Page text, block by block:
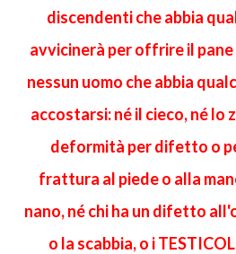
discendenti che abbia
avvicinerà per offrire il pane
nessun uomo che abbia
accostarsi: né il cieco, né lo
deformità per difetto o
frattura al piede o alla
nano, né chi ha un difetto
o la scabbia, o i